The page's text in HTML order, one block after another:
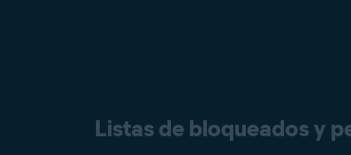
Listas de bloqueados y